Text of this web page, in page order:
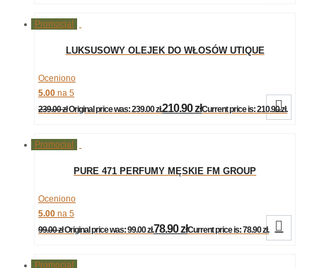
Promocja!
LUKSUSOWY OLEJEK DO WŁOSÓW UTIQUE
Oceniono
5.00 na 5
239.00zł Original price was: 239.00 zł.210.90złCurrent price is: 210.90 zł.

Promocja!
PURE 471 PERFUMY MĘSKIE FM GROUP
Oceniono
5.00 na 5
99.00zł Original price was: 99.00 zł.78.90złCurrent price is: 78.90 zł. 
Promocja!